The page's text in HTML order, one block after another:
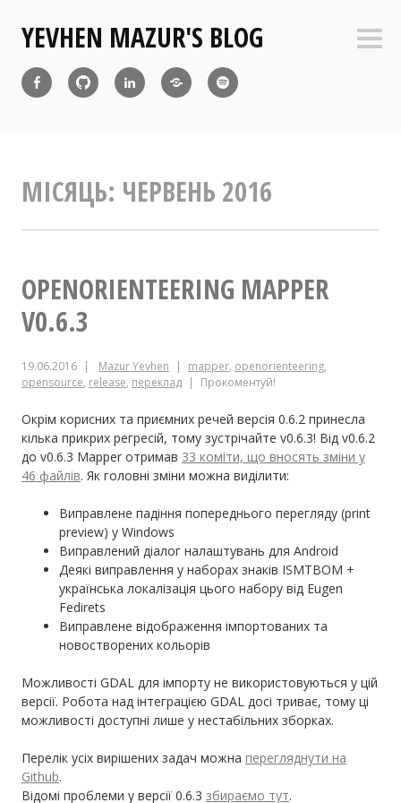
вмістуYEVHEN MAZUR'S BLOG
МІСЯЦЬ: ЧЕРВЕНЬ 2016
OPENORIENTEERING MAPPER
V0.6.3
19.06.2016 Mazur Yevhen mapper, openorienteering,
opensource, release, переклад Прокоментуй!
Окрім корисних та приємних речей версія 0.6.2 принесла
кілька прикрих регресій, тому зустрічайте v0.6.3! Від v0.6.2
до v0.6.3 Mapper отримав 33 коміти, що вносять зміни у
46 файлів. Як головні зміни можна виділити:
Виправлене падіння попереднього перегляду (print
preview) у Windows
Виправлений діалог налаштувань для Android
Деякі виправлення у наборах знаків ISMTBOM +
українська локалізація цього набору від Eugen
Fedirets
Виправлене відображення імпортованих та
новостворених кольорів
Можливості GDAL для імпорту не використовуються у цій
версії. Робота над інтеграцією GDAL досі триває, тому ці
можливості доступні лише у нестабільних зборках.
Перелік усіх вирішених задач можна перегляднути на
Github.
Відомі проблеми у версії 0.6.3 збираємо тут.